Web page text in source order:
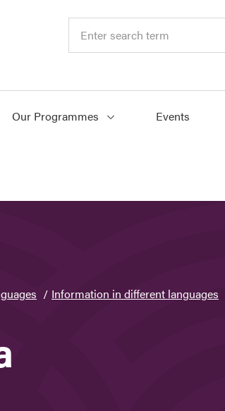
Our Programmes Events
Information in different languages